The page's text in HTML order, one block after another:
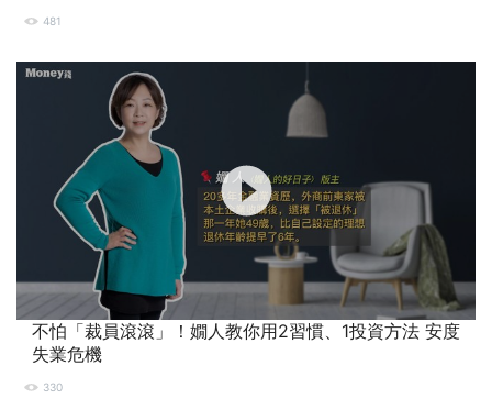
481
不怕「裁員滾滾」！嫺人教你用2習慣、1投資方法 安度
失業危機
330